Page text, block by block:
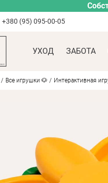
+380 (95) 095-00-05
УХОД ЗАБОТА
Все игрушки 🐶 Интерактивная